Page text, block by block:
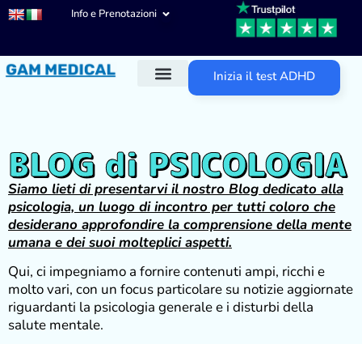
Info e Prenotazioni
Inizia il test ADHD
BLOG di PSICOLOGIA
Siamo lieti di presentarvi il nostro Blog dedicato alla
psicologia, un luogo di incontro per tutti coloro che
desiderano approfondire la comprensione della mente
umana e dei suoi molteplici aspetti.
Qui, ci impegniamo a fornire contenuti ampi, ricchi e
molto vari, con un focus particolare su notizie aggiornate
riguardanti la psicologia generale e i disturbi della
salute mentale.